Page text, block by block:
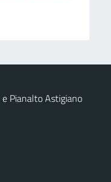
Pianalto Astigiano